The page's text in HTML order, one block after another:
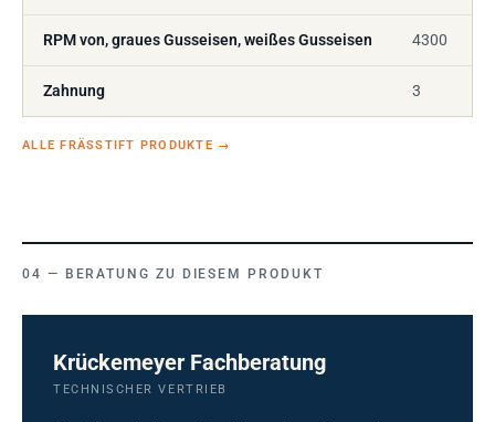
RPM von, graues Gusseisen, weißes Gusseisen 4300
Zahnung 3
ALLE FRÄSSTIFT PRODUKTE →
BERATUNG ZU DIESEM PRODUKT
Krückemeyer Fachberatung
TECHNISCHER VERTRIEB